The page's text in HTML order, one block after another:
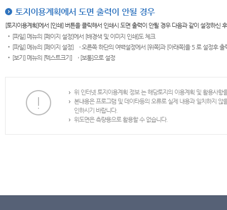
토지이용계획에서 도면 출력이 안될 경우
[토지이용계획]에서 [인쇄] 버튼을 클릭해서 인쇄시 도면 출력이 안될 경우 다음과 같이 설정하신
[파일] 메뉴의 [페이지 설정]에서 [배경색 및 이미지 인쇄]도 체크
[파일] 메뉴의 [페이지 설정] → 오른쪽 하단의 여백설정에서 [위쪽]과 [아래쪽]을 5 로 설정후 출
[보기] 메뉴의 [텍스트크기] → [보통]으로 설정
위 인터넷 토지이용계획 정보 는 해당토지의 이용계획 및 활용사
본내용은 프로그램 및 데이타등의 오류로 실제 내용과 일치하지
인하시기 바랍니다.
위도면은 측량용으로 활용할 수 없습니다.